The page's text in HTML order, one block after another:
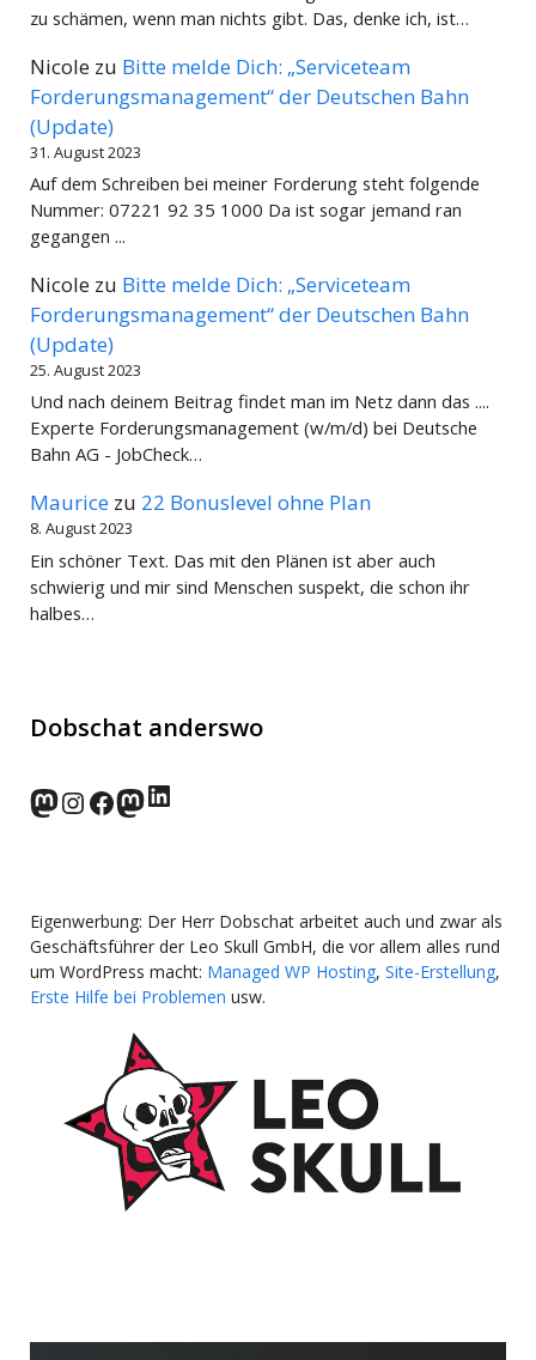
zu schämen, wenn man nichts gibt. Das, denke ich, ist…
Nicole zu Bitte melde Dich: „Serviceteam
Forderungsmanagement“ der Deutschen Bahn
(Update)
31. August 2023
Auf dem Schreiben bei meiner Forderung steht folgende
Nummer: 07221 92 35 1000 Da ist sogar jemand ran
gegangen ...
Nicole zu Bitte melde Dich: „Serviceteam
Forderungsmanagement“ der Deutschen Bahn
(Update)
25. August 2023
Und nach deinem Beitrag findet man im Netz dann das ....
Experte Forderungsmanagement (w/m/d) bei Deutsche
Bahn AG - JobCheck…
Maurice zu 22 Bonuslevel ohne Plan
8. August 2023
Ein schöner Text. Das mit den Plänen ist aber auch
schwierig und mir sind Menschen suspekt, die schon ihr
halbes…
Dobschat anderswo
norden.social
Instagram
Facebook
wp-punks.social
LinkedIn
Eigenwerbung: Der Herr Dobschat arbeitet auch und zwar als
Geschäftsführer der Leo Skull GmbH, die vor allem alles rund
um WordPress macht: Managed WP Hosting, Site-Erstellung,
Erste Hilfe bei Problemen usw.